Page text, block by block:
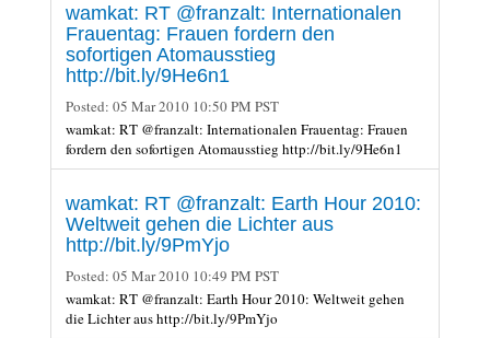
wamkat: RT @franzalt: Internationalen
Frauentag: Frauen fordern den
sofortigen Atomausstieg
http://bit.ly/9He6n1
Posted: 05 Mar 2010 10:50 PM PST
wamkat: RT @franzalt: Internationalen Frauentag: Frauen
fordern den sofortigen Atomausstieg http://bit.ly/9He6n1
wamkat: RT @franzalt: Earth Hour 2010:
Weltweit gehen die Lichter aus
http://bit.ly/9PmYjo
Posted: 05 Mar 2010 10:49 PM PST
wamkat: RT @franzalt: Earth Hour 2010: Weltweit gehen
die Lichter aus http://bit.ly/9PmYjo